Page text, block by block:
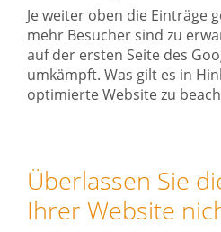
Je weiter oben die Einträge
mehr Besucher sind zu
auf der ersten Seite des
umkämpft. Was gilt es in
optimierte Website zu
Überlassen Sie
Ihrer Website